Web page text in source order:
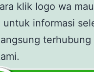
klik logo wa
untuk informasi
terhubung